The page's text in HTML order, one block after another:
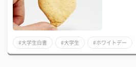
#大学生白書 #大学生 #ホワイトデー